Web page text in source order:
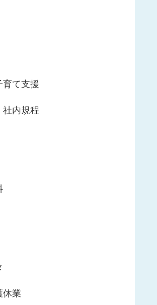
育て支援
社内規程
休業